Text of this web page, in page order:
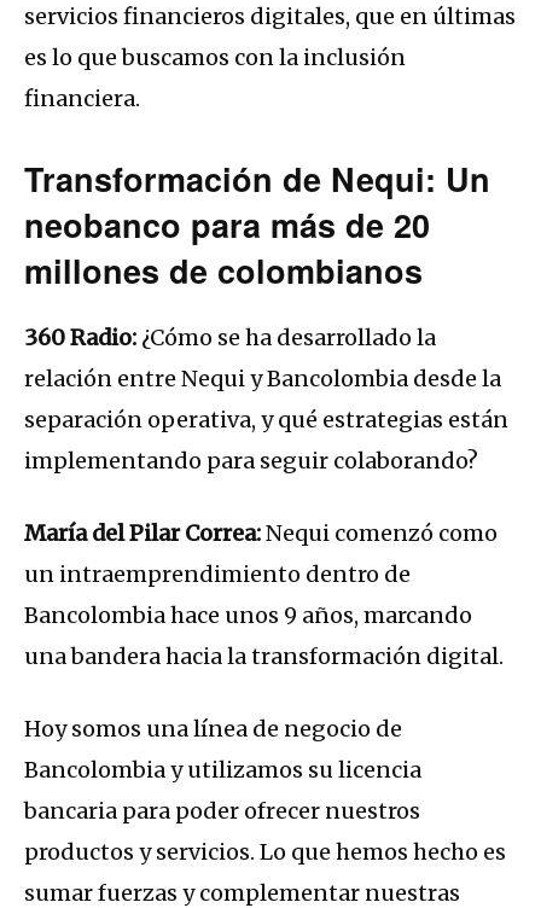
servicios financieros digitales, que en últimas
es lo que buscamos con la inclusión
financiera.
Transformación de Nequi: Un
neobanco para más de 20
millones de colombianos
360 Radio: ¿Cómo se ha desarrollado la
relación entre Nequi y Bancolombia desde la
separación operativa, y qué estrategias están
implementando para seguir colaborando?
María del Pilar Correa:Nequi comenzó como
un intraemprendimiento dentro de
Bancolombia hace unos 9 años, marcando
una bandera hacia la transformación digital.
Hoy somos una línea de negocio de
Bancolombia y utilizamos su licencia
bancaria para poder ofrecer nuestros
productos y servicios. Lo que hemos hecho es
sumar fuerzas y complementar nuestras